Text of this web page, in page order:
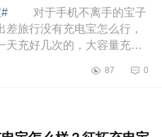
对于手机不离手的宝子
差旅行没有充电宝怎么行，
天充好几次的，大容量充电
充电宝哪个牌子好用?带插头
87 0